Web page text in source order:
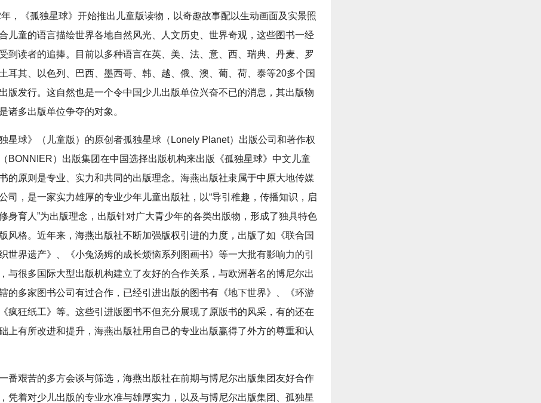
，《孤独星球》开始推出儿童版读物，以奇趣故事配以生动画面及实景照
儿童的语言描绘世界各地自然风光、人文历史、世界奇观，这些图书一经
到读者的追捧。目前以多种语言在英、美、法、意、西、瑞典、丹麦、罗
耳其、以色列、巴西、墨西哥、韩、越、俄、澳、葡、荷、泰等20多个国
版发行。这自然也是一个令中国少儿出版单位兴奋不已的消息，其出版物
诸多出版单位争夺的对象。
独星球》（儿童版）的原创者孤独星球（Lonely Planet）出版公司和著作权
BONNIER）出版集团在中国选择出版机构来出版《孤独星球》中文儿童
的原则是专业、实力和共同的出版理念。海燕出版社隶属于中原大地传媒
司，是一家实力雄厚的专业少年儿童出版社，以“导引稚趣，传播知识，启
身育人”为出版理念，出版针对广大青少年的各类出版物，形成了独具特色
风格。近年来，海燕出版社不断加强版权引进的力度，出版了如《联合国
世界遗产》、《小兔汤姆的成长烦恼系列图画书》等一大批有影响力的引
与很多国际大型出版机构建立了友好的合作关系，与欧洲著名的博尼尔出
的多家图书公司有过合作，已经引进出版的图书有《地下世界》、《环游
疯狂纸工》等。这些引进版图书不但充分展现了原版书的风采，有的还在
上有所改进和提升，海燕出版社用自己的专业出版赢得了外方的尊重和认
番艰苦的多方会谈与筛选，海燕出版社在前期与博尼尔出版集团友好合作
凭着对少儿出版的专业水准与雄厚实力，以及与博尼尔出版集团、孤独星